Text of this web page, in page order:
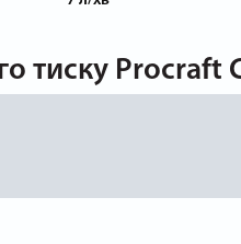
тиску Procraft